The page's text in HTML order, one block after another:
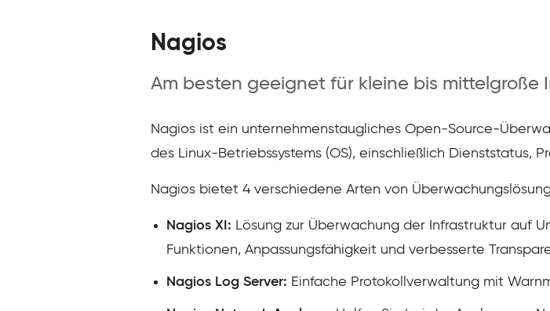
Nagios
Am besten geeignet für kleine bis mittelgroße
Nagios ist ein unternehmenstaugliches Open-Source-
des Linux-Betriebssystems (OS), einschließlich Dienststatus,
Nagios bietet 4 verschiedene Arten von
Nagios XI: Lösung zur Überwachung der Infrastruktur auf
Funktionen, Anpassungsfähigkeit und verbesserte
Nagios Log Server: Einfache Protokollverwaltung mit